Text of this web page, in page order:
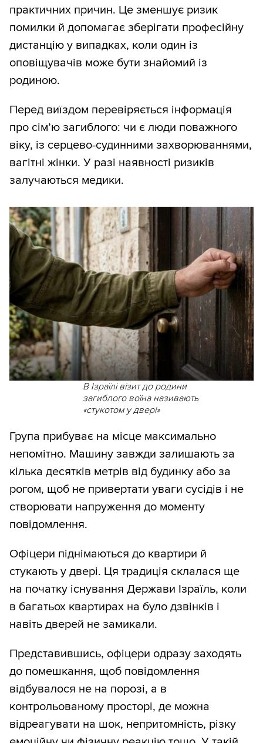
практичних причин. Це зменшує ризик
помилки й допомагає зберігати професійну
дистанцію у випадках, коли один із
оповіщувачів може бути знайомий із
родиною.
Перед виїздом перевіряється інформація
про сім’ю загиблого: чи є люди поважного
віку, із серцево-судинними захворюваннями,
вагітні жінки. У разі наявності ризиків
залучаються медики.
В Ізраїлі візит до родини
загиблого воїна називають
«стукотом у двері»
Група прибуває на місце максимально
непомітно. Машину завжди залишають за
кілька десятків метрів від будинку або за
рогом, щоб не привертати уваги сусідів і не
створювати напруження до моменту
повідомлення.
Офіцери піднімаються до квартири й
стукають у двері. Ця традиція склалася ще
на початку існування Держави Ізраїль, коли
в багатьох квартирах на було дзвінків і
навіть дверей не замикали.
Представившись, офіцери одразу заходять
до помешкання, щоб повідомлення
відбувалося не на порозі, а в
контрольованому просторі, де можна
відреагувати на шок, непритомність, різку